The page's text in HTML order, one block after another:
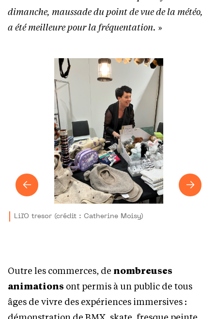
dimanche, maussade du point de vue de la météo,
a été meilleure pour la fréquentation. »
Lil'O tresor (crédit : Catherine Moisy)
Outre les commerces, de nombreuses
animations ont permis à un public de tous
âges de vivre des expériences immersives :